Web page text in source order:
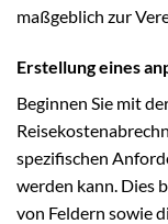
maßgeblich zur
Erstellung eines
Beginnen Sie mit
spezifischen
werden kann. Dies
von Feldern sowie